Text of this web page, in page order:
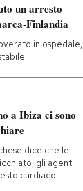
un arresto
Finlandia
in ospedale,
a Ibiza ci sono
dice che le
gli agenti
cardiaco